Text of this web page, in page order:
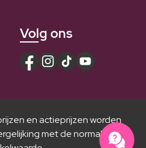
Volg ons
en actieprijzen worden
met de normale